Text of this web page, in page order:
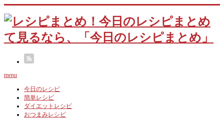
menu
今日のレシピ
簡単レシピ
ダイエットレシピ
おつまみレシピ